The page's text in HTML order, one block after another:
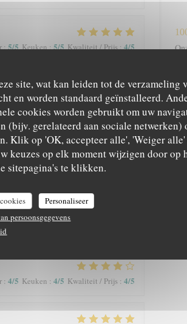
site, wat kan leiden tot de verzameling
en worden standaard geïnstalleerd.
cookies worden gebruikt om uw
(bijv. gerelateerd aan sociale netwerken)
Klik op 'OK, accepteer alle', 'Weiger
keuzes op elk moment wijzigen door op
sitepagina's te klikken.
Personaliseer
persoonsgegevens
:5/5 Keuken:5/5 Kwaliteit / Prijs:4/5
: 4/5 Keuken:4/5 Kwaliteit / Prijs:4 /5
:5/5 Keuken
: 4/5 Keuken : 4/5 Kwaliteit / Prijs : 4/5